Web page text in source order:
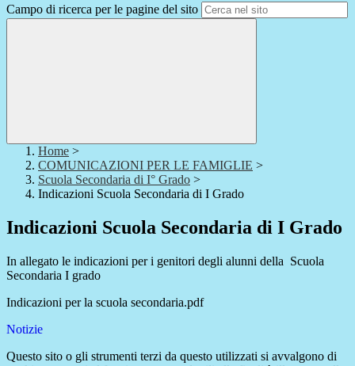
Campo di ricerca per le pagine del sito
Home >
COMUNICAZIONI PER LE FAMIGLIE >
Scuola Secondaria di I° Grado >
Indicazioni Scuola Secondaria di I Grado
Indicazioni Scuola Secondaria di I Grado
In allegato le indicazioni per i genitori degli alunni della Scuola
Secondaria I grado
Indicazioni per la scuola secondaria.pdf
Notizie
Questo sito o gli strumenti terzi da questo utilizzati si avvalgono di